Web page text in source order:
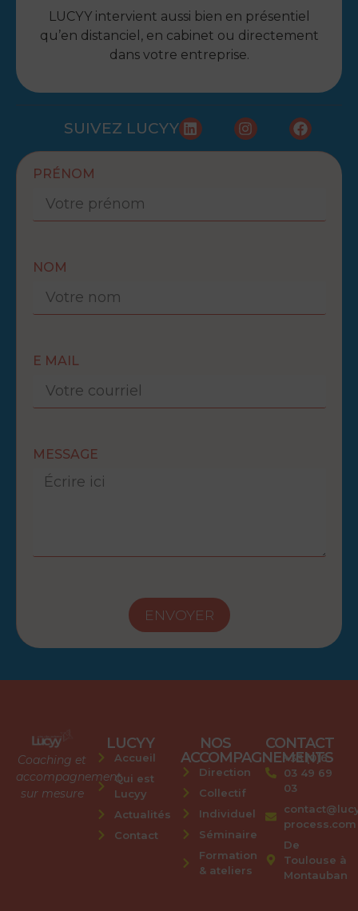
LUCYY intervient aussi bien en présentiel
qu’en distanciel, en cabinet ou directement
dans votre entreprise.
SUIVEZ LUCYY
PRÉNOM
NOM
E MAIL
MESSAGE
ENVOYER
Coaching et
accompagnement
sur mesure
LUCYY
Accueil
Qui est
Lucyy
Actualités
Contact
NOS
ACCOMPAGNEMENTS
Direction
Collectif
Individuel
Séminaire
Formation
& ateliers
CONTACT
+33 (0)6
03 49 69
03
process.com
De
Toulouse à
Montauban